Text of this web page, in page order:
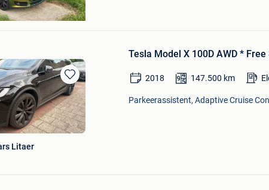
Bewaren
in
Mijn
Favorieten
Tesla Model X 100D AWD *
2018 147.500 km
Parkeerassistent, Adaptive Cruise
Litaer